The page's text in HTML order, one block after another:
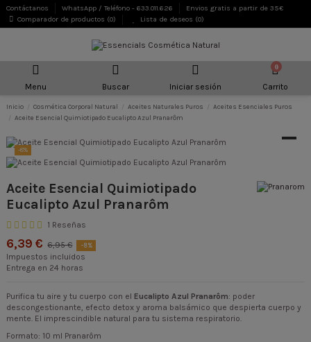
Contáctanos WhatsApp / Teléfono - 633.011.626
Envios gratis a partir de 35€
Comparador de productos (0) Lista de deseos (0)
Menu Buscar Iniciar sesión
0
Carrito
Inicio Cosmética Corporal Natural Aceites Naturales Puros
Aceites Esenciales Puros
Aceite Esencial Quimiotipado Eucalipto Azul Pranarôm
-8%
Aceite Esencial Quimiotipado
Eucalipto Azul Pranarôm
1 Reseñas
6,39 € 6,95 € -8%
Impuestos incluidos
Entrega en 24 horas
Purifica tu aire y tu cuerpo con el Eucalipto Azul Pranarôm: poder
descongestionante, efecto detox y aroma balsámico que despierta cuerpo y
mente. El imprescindible natural para tu sistema respiratorio.
Formato: 10 ml Pranarôm